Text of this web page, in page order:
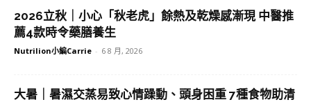
2026立秋｜小心「秋老虎」餘熱及乾燥感漸現 中醫推
薦4款時令藥膳養生
Nutrilion小編Carrie - 6 8 月, 2026
大暑｜暑濕交蒸易致心情躁動、頭身困重 7種食物助清